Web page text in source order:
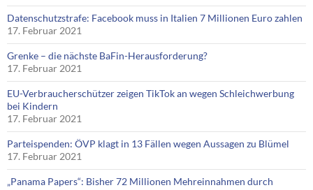
Datenschutzstrafe: Facebook muss in Italien 7 Millionen Euro zahlen
17. Februar 2021
Grenke – die nächste BaFin-Herausforderung?
17. Februar 2021
EU-Verbraucherschützer zeigen TikTok an wegen Schleichwerbung
bei Kindern
17. Februar 2021
Parteispenden: ÖVP klagt in 13 Fällen wegen Aussagen zu Blümel
17. Februar 2021
„Panama Papers“: Bisher 72 Millionen Mehreinnahmen durch